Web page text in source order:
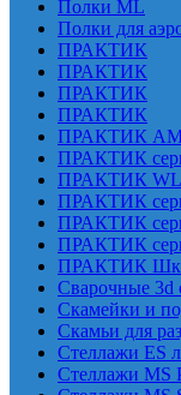
Полки ML
Полки для
ПРАКТИК
ПРАКТИК
ПРАКТИК
ПРАКТИК
ПРАКТИК
ПРАКТИК
ПРАКТИК WL
ПРАКТИК
ПРАКТИК
ПРАКТИК
ПРАКТИК
Сварочные 3d
Скамейки и
Скамьи для
Стеллажи ES
Стеллажи MS